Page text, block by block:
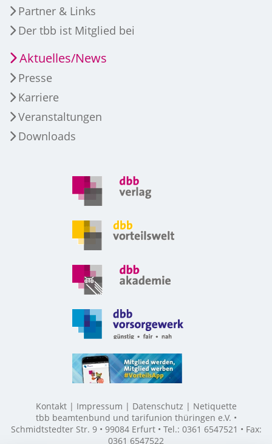
Partner & Links
Der tbb ist Mitglied bei
Aktuelles/News
Presse
Karriere
Veranstaltungen
Downloads
Kontakt Impressum Datenschutz
Netiquette
tbb beamtenbund und tarifunion thüringen e.V. •
Schmidtstedter Str. 9 • 99084 Erfurt • Tel.: 0361 6547521 • Fax:
0361 6547522